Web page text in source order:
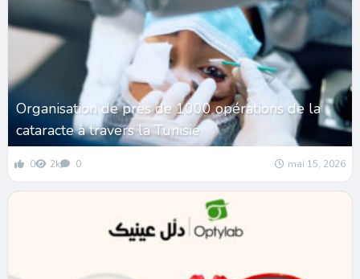
Organisation de près de 1000 opérations de la
cataracte à travers la Tunisie
0 2k 0 mai 15, 2026